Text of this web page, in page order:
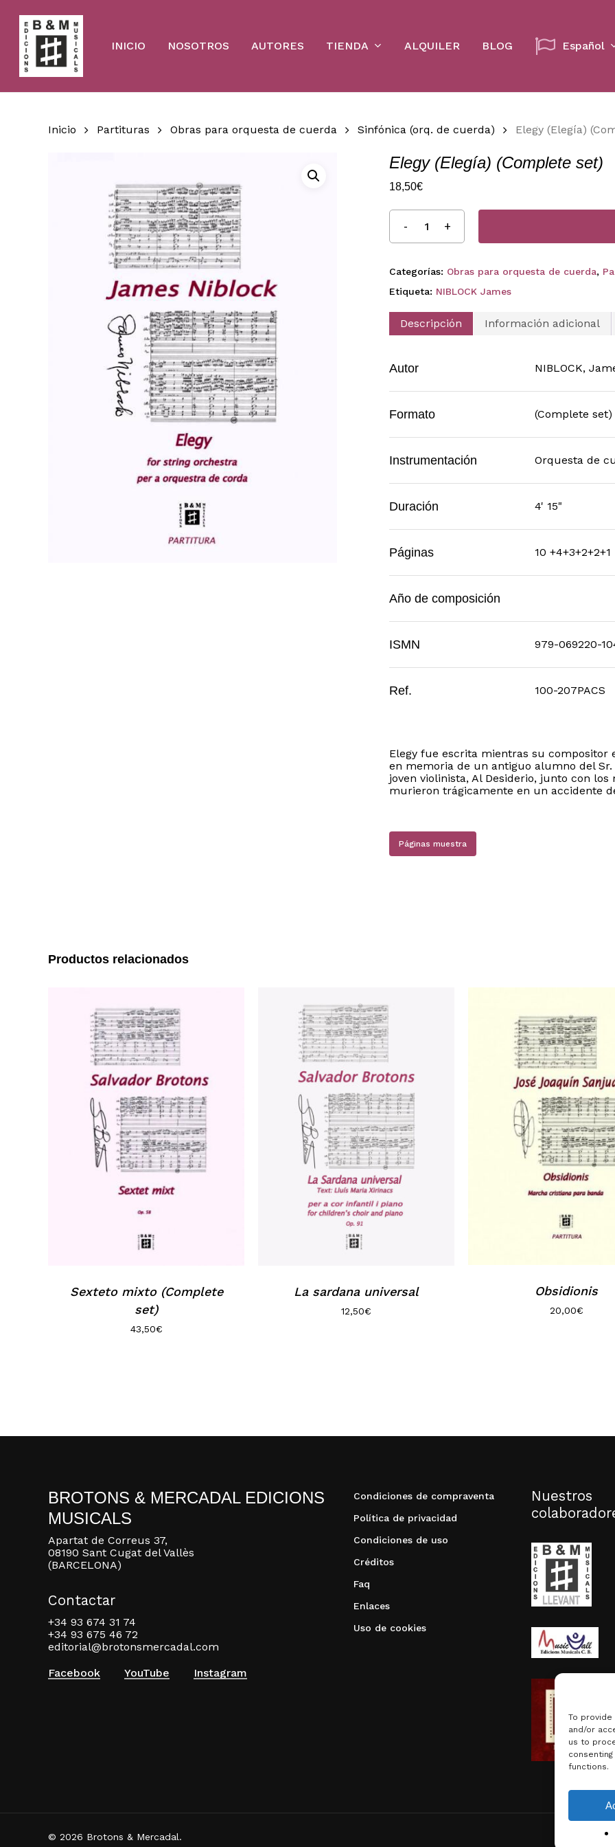
To
and/or
us to
functions.
main
content
INICIO NOSOTROS AUTORES TIENDA ALQUILER BLOG Español
Inicio Partituras Obras para orquesta de cuerda Sinfónica (orq. de cuerda) Elegy (Elegía)
Elegy (Elegía) (Complete set)
18,50€
Categorías: Obras para orquesta de cuerda,
Etiqueta: NIBLOCK James
Descripción Información adicional
Autor NIBLOCK,
Formato (Complete set)
Instrumentación Orquesta de
Duración 4' 15"
Páginas 10 +4+3+2+2+1
Año de composición
ISMN 979-069220-
Ref. 100-207PACS
Elegy fue escrita mientras su compositor
en memoria de un antiguo alumno del
joven violinista, Al Desiderio, junto con
murieron trágicamente en un accidente
Páginas muestra
Productos relacionados
Sexteto mixto (Complete
set)
43,50€
La sardana universal
12,50€
Obsidionis
20,00€
BROTONS & MERCADAL EDICIONS
MUSICALS
Apartat de Correus 37,
08190 Sant Cugat del Vallès
(BARCELONA)
Contactar
+34 93 674 31 74
+34 93 675 46 72
editorial@brotonsmercadal.com
Facebook
YouTube Instagram
Condiciones de compraventa
Política de privacidad
Condiciones de uso
Créditos
Faq
Enlaces
Uso de cookies
Nuestros
© 2026 Brotons & Mercadal.